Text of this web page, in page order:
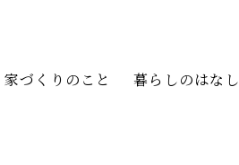
家づくりのこと 暮らしのはなし